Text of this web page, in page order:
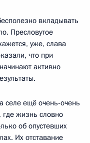
вкладывать
Пресловутое
уже, слава
что при
активно
селе ещё очень-очень
где жизнь словно
об опустевших
Их отставание